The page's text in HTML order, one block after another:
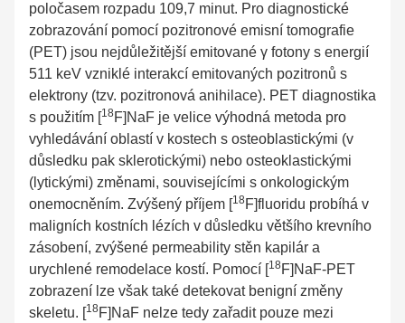
poločasem rozpadu 109,7 minut. Pro diagnostické
zobrazování pomocí pozitronové emisní tomografie
(PET) jsou nejdůležitější emitované γ fotony s energií
511 keV vzniklé interakcí emitovaných pozitronů s
elektrony (tzv. pozitronová anihilace). PET diagnostika
s použitím [18F]NaF je velice výhodná metoda pro
vyhledávání oblastí v kostech s osteoblastickými (v
důsledku pak sklerotickými) nebo osteoklastickými
(lytickými) změnami, souvisejícími s onkologickým
onemocněním. Zvýšený příjem [18F]fluoridu probíhá v
maligních kostních lézích v důsledku většího krevního
zásobení, zvýšené permeability stěn kapilár a
urychlené remodelace kostí. Pomocí [18F]NaF-PET
zobrazení lze však také detekovat benigní změny
skeletu. [18F]NaF nelze tedy zařadit pouze mezi